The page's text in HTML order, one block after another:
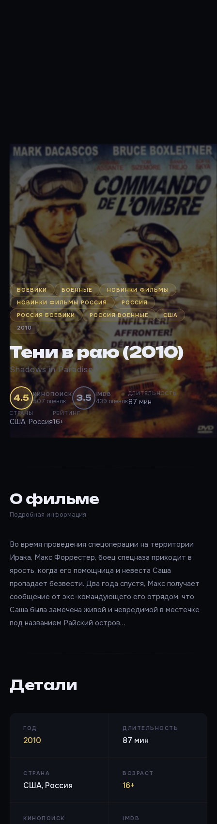
БОЕВИКИ ВОЕННЫЕ
НОВИНКИ ФИЛЬМЫ
НОВИНКИ ФИЛЬМЫ РОССИЯ
РОССИЯ
РОССИЯ БОЕВИКИ
РОССИЯ ВОЕННЫЕ
США
2010
Тени в раю (2010)
Shadows in Paradise
4.5 КИНОПОИСК
507 оценок 3.5 IMDB
439 оценок
ДЛИТЕЛЬНОСТЬ
87 мин
СТРАНЫ
США, Россия
РЕЙТИНГ
16+
О фильме
Подробная информация
Во время проведения спецоперации на территории
Ирака, Макс Форрестер, боец спецназа приходит в
ярость, когда его помощница и невеста Саша
пропадает безвести. Два года спустя, Макс получает
сообщение от экс-командующего его отрядом, что
Саша была замечена живой и невредимой в местечке
под названием Райский остров…
Детали
ГОД
2010
ДЛИТЕЛЬНОСТЬ
87 мин
СТРАНА
США, Россия
ВОЗРАСТ
16+
КИНОПОИСК IMDB